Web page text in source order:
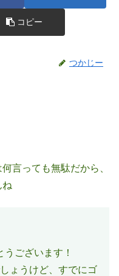
コピー
つかじー
言っても無駄だから、
ね
ございます！
ょうけど、すでにゴ